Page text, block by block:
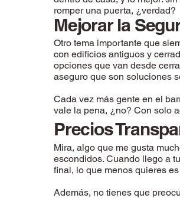
romper una puerta, ¿verdad?
Mejorar la
Otro tema importante que
con edificios antiguos y
opciones que van desde
aseguro que son soluciones
Cada vez más gente en el
vale la pena, ¿no? Con solo
Precios
Mira, algo que me gusta
escondidos. Cuando llego a
final, lo que menos quieres
Además, no tienes que